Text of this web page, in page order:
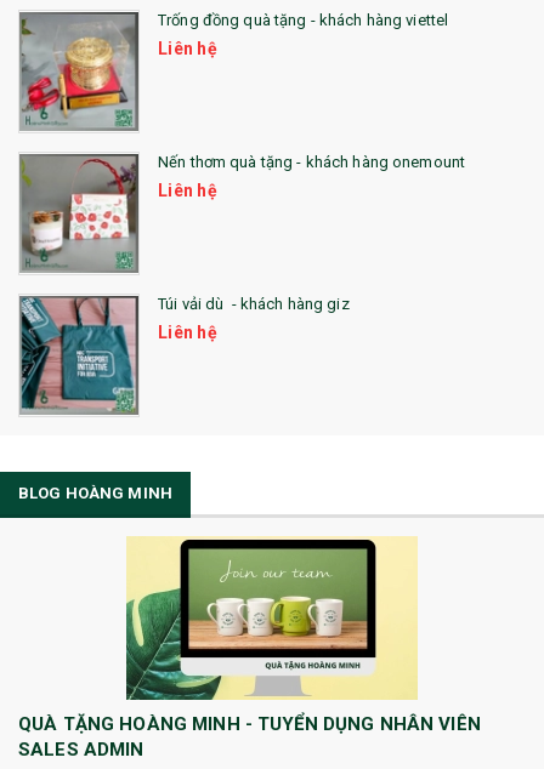
Trống đồng quà tặng - khách hàng viettel
Liên hệ
Nến thơm quà tặng - khách hàng onemount
Liên hệ
Túi vải dù - khách hàng giz
Liên hệ
BLOG HOÀNG MINH
QUÀ TẶNG HOÀNG MINH - TUYỂN DỤNG NHÂN VIÊN
SALES ADMIN